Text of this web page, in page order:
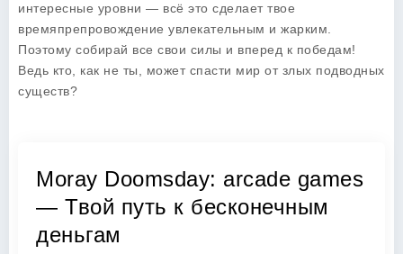
интересные уровни — всё это сделает твое
времяпрепровождение увлекательным и жарким.
Поэтому собирай все свои силы и вперед к победам!
Ведь кто, как не ты, может спасти мир от злых подводных
существ?
Moray Doomsday: arcade games
— Твой путь к бесконечным
деньгам